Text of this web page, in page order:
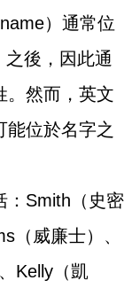
）通常位
後，因此通
。然而，英文
能位於名字之
：Smith（史密
（威廉士）、
Kelly（凱